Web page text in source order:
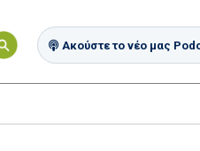
Ακούστε το νέο μας